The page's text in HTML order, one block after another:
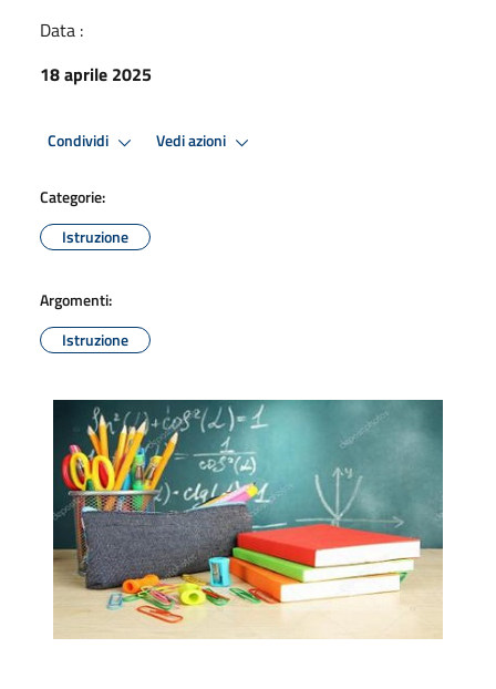
Data :
18 aprile 2025
Condividi Vedi azioni
Categorie:
Istruzione
Argomenti:
Istruzione